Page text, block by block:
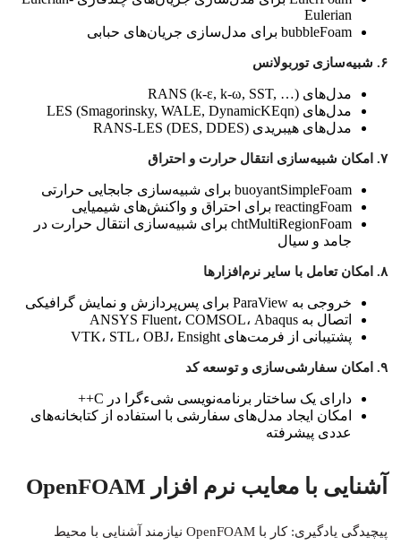
Eulerian
bubbleFoam برای مدل‌سازی جریان‌های حبابی
۶. شبیه‌سازی توربولانس
مدل‌های RANS ( k-ε, k-ω, SST, …)
مدل‌های LES (
Smagorinsky, WALE, DynamicKEqn)
مدل‌های هیبریدی RANS-LES (
DES, DDES)
۷. امکان شبیه‌سازی انتقال حرارت و احتراق
buoyantSimpleFoam برای شبیه‌سازی جابجایی حرارتی
reactingFoam برای احتراق و واکنش‌های شیمیایی
chtMultiRegionFoam برای شبیه‌سازی انتقال حرارت در
جامد و سیال
۸. امکان تعامل با سایر نرم‌افزارها
خروجی به ParaView برای پس‌پردازش و نمایش گرافیکی
اتصال به ANSYS Fluent، COMSOL، Abaqus
پشتیبانی از فرمت‌های VTK، STL، OBJ، Ensight
۹. امکان سفارشی‌سازی و توسعه کد
دارای یک ساختار برنامه‌نویسی شیءگرا در C++
امکان ایجاد مدل‌های سفارشی با استفاده از کتابخانه‌های
عددی پیشرفته
آشنایی با معایب نرم افزار OpenFOAM
پیچیدگی یادگیری: کار با OpenFOAM نیازمند آشنایی با محیط